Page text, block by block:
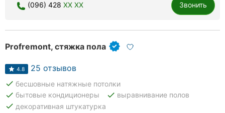
Киев
(096) 428 XX XX Звонить
Profremont, стяжка пола
4.8 25 отзывов
done бесшовные натяжные потолки
done бытовые кондиционеры done выравнивание полов
done декоративная штукатурка